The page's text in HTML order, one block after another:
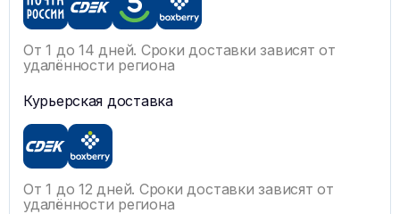
От 1 до 14 дней. Сроки доставки зависят от
удалённости региона
Курьерская доставка
От 1 до 12 дней. Сроки доставки зависят от
удалённости региона